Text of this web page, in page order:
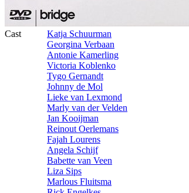
Cast
Katja Schuurman
Georgina Verbaan
Antonie Kamerling
Victoria Koblenko
Tygo Gernandt
Johnny de Mol
Lieke van Lexmond
Marly van der Velden
Jan Kooijman
Reinout Oerlemans
Fajah Lourens
Angela Schijf
Babette van Veen
Liza Sips
Marlous Fluitsma